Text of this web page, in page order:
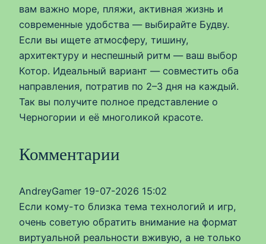
вам важно море, пляжи, активная жизнь и
современные удобства — выбирайте Будву.
Если вы ищете атмосферу, тишину,
архитектуру и неспешный ритм — ваш выбор
Котор. Идеальный вариант — совместить оба
направления, потратив по 2–3 дня на каждый.
Так вы получите полное представление о
Черногории и её многоликой красоте.
Комментарии
AndreyGamer 19-07-2026 15:02
Если кому-то близка тема технологий и игр,
очень советую обратить внимание на формат
виртуальной реальности вживую, а не только